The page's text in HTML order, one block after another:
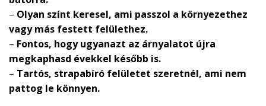
– Olyan színt keresel, ami passzol a környezethez
vagy más festett felülethez.
– Fontos, hogy ugyanazt az árnyalatot újra
megkaphasd évekkel később is.
– Tartós, strapabíró felületet szeretnél, ami nem
pattog le könnyen.